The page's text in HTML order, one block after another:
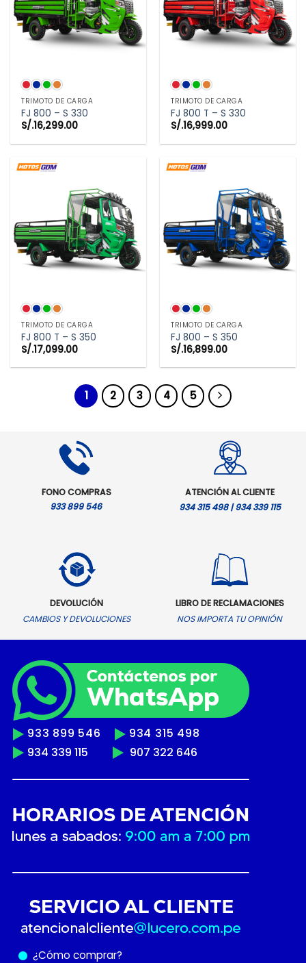
TRIMOTO DE CARGA
FJ 800 – S 330
S/.16,299.00
TRIMOTO DE CARGA
FJ 800 T – S 330
S/.16,999.00
TRIMOTO DE CARGA
FJ 800 T – S 350
S/.17,099.00
TRIMOTO DE CARGA
FJ 800 – S 350
S/.16,899.00
1 2 3 4 5
FONO COMPRAS
933 899 546
ATENCIÓN AL CLIENTE
934 315 498 | 934 339 115
DEVOLUCIÓN
CAMBIOS Y DEVOLUCIONES
LIBRO DE RECLAMACIONES
NOS IMPORTA TU OPINIÓN
933 899 546
934 315 498
934 339 115
907 322 646
¿Cómo comprar?